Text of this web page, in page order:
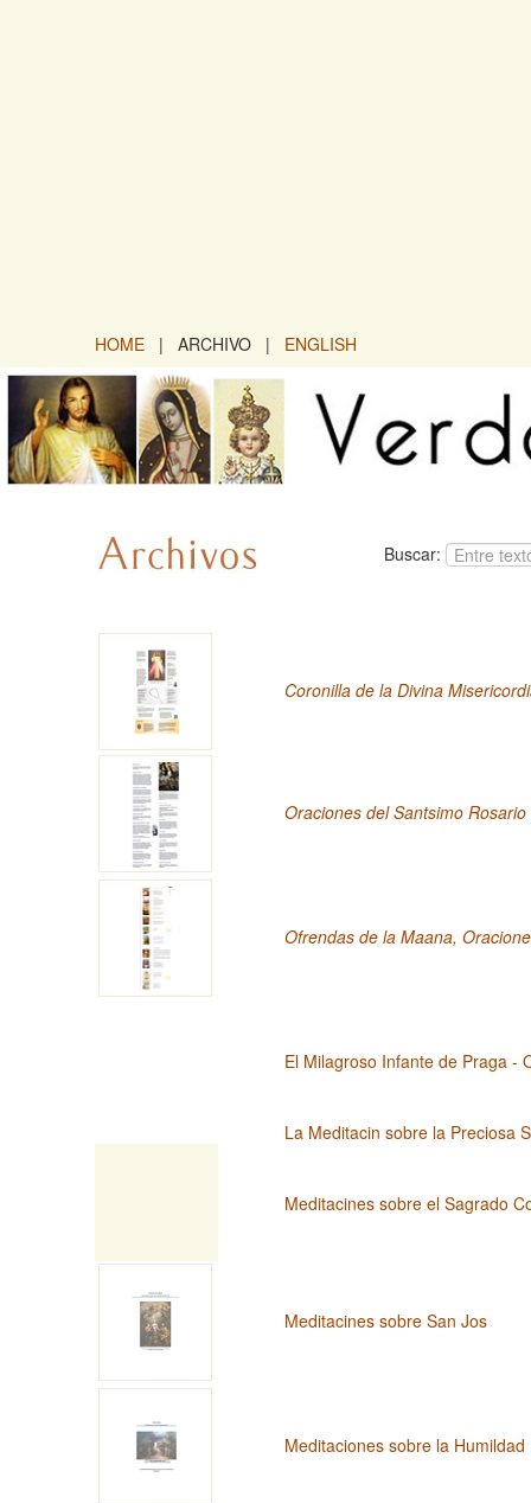
HOME | ARCHIVO | ENGLISH
Buscar:
Coronilla de la Divina
Oraciones del Santsimo Rosario
Ofrendas de la Maana,
El Milagroso Infante de Praga -
La Meditacin sobre la Preciosa
Meditacines sobre el Sagrado
Meditacines sobre San Jos
Meditaciones sobre la